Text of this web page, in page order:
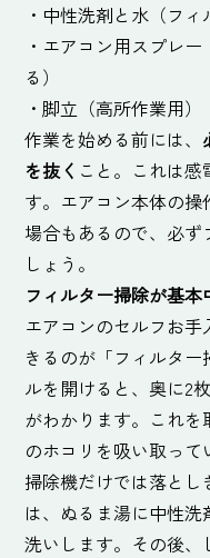
・中性洗剤と水（フィ
・エアコン用スプレ
る）
・脚立（高所作業用）
作業を始める前には、
を抜く こと。これは
す。エアコン本体の
場合もあるので、必
しょう。
フィルター掃除が基本
エアコンのセルフお
きるのが「フィルタ
ルを開けると、奥に2
がわかります。これ
のホコリを吸い取って
掃除機だけでは落と
は、ぬるま湯に中性
洗いします。その後